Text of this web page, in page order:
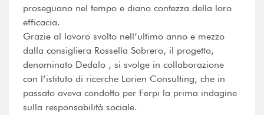
proseguano nel tempo e diano contezza della loro
efficacia.
Grazie al lavoro svolto nell’ultimo anno e mezzo
dalla consigliera Rossella Sobrero, il progetto,
denominato Dedalo , si svolge in collaborazione
con l’istituto di ricerche Lorien Consulting, che in
passato aveva condotto per Ferpi la prima indagine
sulla responsabilità sociale.